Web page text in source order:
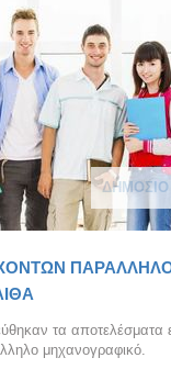
ΔΗΜΟΣΙΟ
τα αποτελέσματα
μηχανογραφικό.